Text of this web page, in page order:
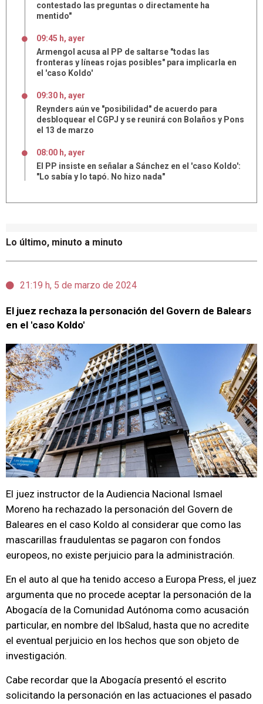
Lo último, minuto a minuto
21:19 h, 5 de marzo de 2024
El juez rechaza la personación del Govern de Balears
en el 'caso Koldo'
El juez instructor de la Audiencia Nacional Ismael
Moreno ha rechazado la personación del Govern de
Baleares en el caso Koldo al considerar que como las
mascarillas fraudulentas se pagaron con fondos
europeos, no existe perjuicio para la administración.
En el auto al que ha tenido acceso a Europa Press, el juez
argumenta que no procede aceptar la personación de la
Abogacía de la Comunidad Autónoma como acusación
particular, en nombre del IbSalud, hasta que no acredite
el eventual perjuicio en los hechos que son objeto de
investigación.
Cabe recordar que la Abogacía presentó el escrito
solicitando la personación en las actuaciones el pasado
contestado las preguntas o directamente ha
mentido"
09:45 h, ayer
Armengol acusa al PP de saltarse "todas las
fronteras y líneas rojas posibles" para implicarla en
el 'caso Koldo'
09:30 h, ayer
Reynders aún ve "posibilidad" de acuerdo para
desbloquear el CGPJ y se reunirá con Bolaños y Pons
el 13 de marzo
08:00 h, ayer
El PP insiste en señalar a Sánchez en el 'caso Koldo':
"Lo sabía y lo tapó. No hizo nada"